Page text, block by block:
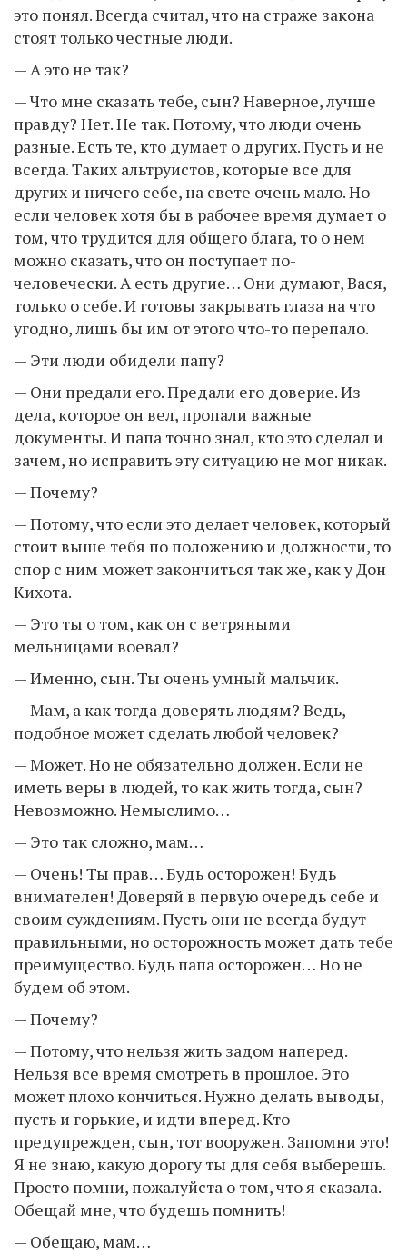
это понял. Всегда считал, что на страже закона
стоят только честные люди.
— А это не так?
— Что мне сказать тебе, сын? Наверное, лучше
правду? Нет. Не так. Потому, что люди очень
разные. Есть те, кто думает о других. Пусть и не
всегда. Таких альтруистов, которые все для
других и ничего себе, на свете очень мало. Но
если человек хотя бы в рабочее время думает о
том, что трудится для общего блага, то о нем
можно сказать, что он поступает по-
человечески. А есть другие… Они думают, Вася,
только о себе. И готовы закрывать глаза на что
угодно, лишь бы им от этого что-то перепало.
— Эти люди обидели папу?
— Они предали его. Предали его доверие. Из
дела, которое он вел, пропали важные
документы. И папа точно знал, кто это сделал и
зачем, но исправить эту ситуацию не мог никак.
— Почему?
— Потому, что если это делает человек, который
стоит выше тебя по положению и должности, то
спор с ним может закончиться так же, как у Дон
Кихота.
— Это ты о том, как он с ветряными
мельницами воевал?
— Именно, сын. Ты очень умный мальчик.
— Мам, а как тогда доверять людям? Ведь,
подобное может сделать любой человек?
— Может. Но не обязательно должен. Если не
иметь веры в людей, то как жить тогда, сын?
Невозможно. Немыслимо…
— Это так сложно, мам…
— Очень! Ты прав… Будь осторожен! Будь
внимателен! Доверяй в первую очередь себе и
своим суждениям. Пусть они не всегда будут
правильными, но осторожность может дать тебе
преимущество. Будь папа осторожен… Но не
будем об этом.
— Почему?
— Потому, что нельзя жить задом наперед.
Нельзя все время смотреть в прошлое. Это
может плохо кончиться. Нужно делать выводы,
пусть и горькие, и идти вперед. Кто
предупрежден, сын, тот вооружен. Запомни это!
Я не знаю, какую дорогу ты для себя выберешь.
Просто помни, пожалуйста о том, что я сказала.
Обещай мне, что будешь помнить!
— Обещаю, мам…